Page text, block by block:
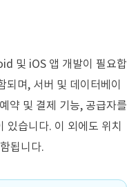
및 iOS 앱 개발이 필요합
며, 서버 및 데이터베이
약 및 결제 기능, 공급자를
있습니다. 이 외에도 위치
됩니다.